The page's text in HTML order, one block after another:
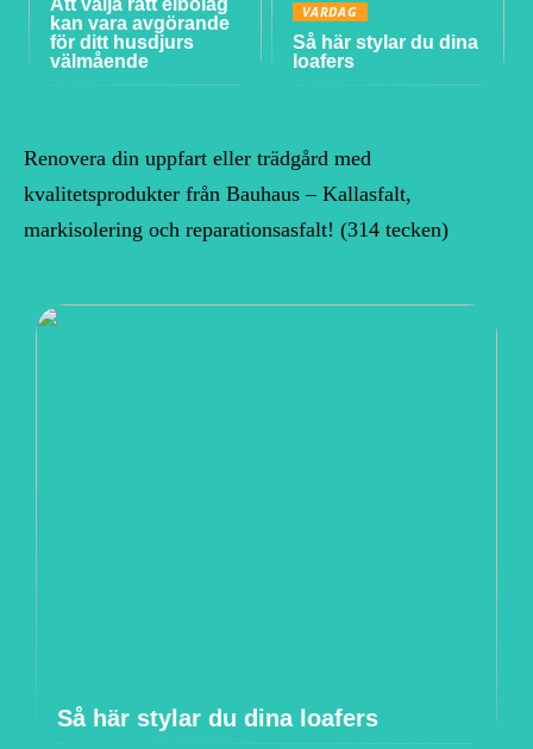
kan vara avgörande
för ditt husdjurs
välmående
VARDAG
Så här stylar du dina
loafers
Renovera din uppfart eller trädgård med
kvalitetsprodukter från Bauhaus – Kallasfalt,
markisolering och reparationsasfalt! (314 tecken)
Så här stylar du dina loafers